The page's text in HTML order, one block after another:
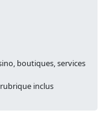
boutiques, services
inclus